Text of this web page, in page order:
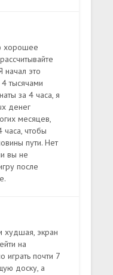
хорошее
начал это
тысячами
за 4 часа, я
денег
месяцев,
часа, чтобы
пути. Нет
вы не
после
худшая, экран
на
играть почти 7
доску, а